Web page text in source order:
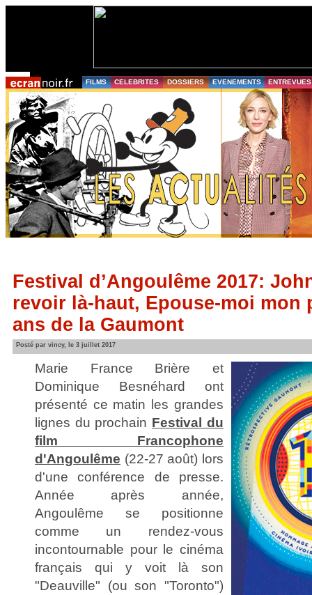
FILMS CELEBRITES DOSSIERS EVENEMENTS ENTREVUES
Festival d’Angoulême 2017:
revoir là-haut, Epouse-moi mon
ans de la Gaumont
Posté par vincy, le 3 juillet 2017
Marie France Brière et
Dominique Besnéhard ont
présenté ce matin les grandes
lignes du prochain Festival du
film Francophone
d'Angoulême (22-27 août) lors
d'une conférence de presse.
Année après année,
Angoulême se positionne
comme un rendez-vous
incontournable pour le cinéma
français qui y voit là son
"Deauville" (ou son "Toronto")